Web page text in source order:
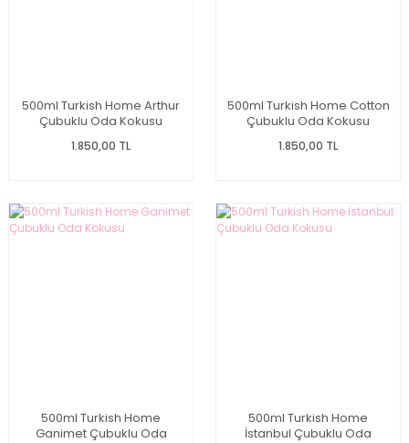
500ml Turkish Home Arthur
Çubuklu Oda Kokusu
1.850,00 TL
500ml Turkish Home Cotton
Çubuklu Oda Kokusu
1.850,00 TL
500ml Turkish Home
Ganimet Çubuklu Oda
500ml Turkish Home
İstanbul Çubuklu Oda